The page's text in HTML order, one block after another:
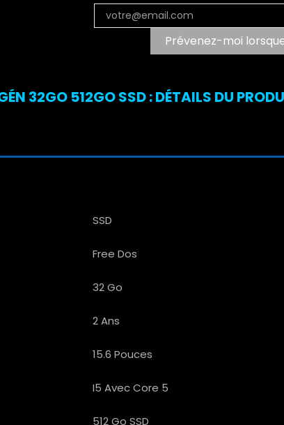
Prévenez-moi
32GO 512GO SSD : DÉTAILS DU
SSD
Free Dos
32 Go
2 Ans
15.6 Pouces
I5 Avec Core 5
512 Go SSD